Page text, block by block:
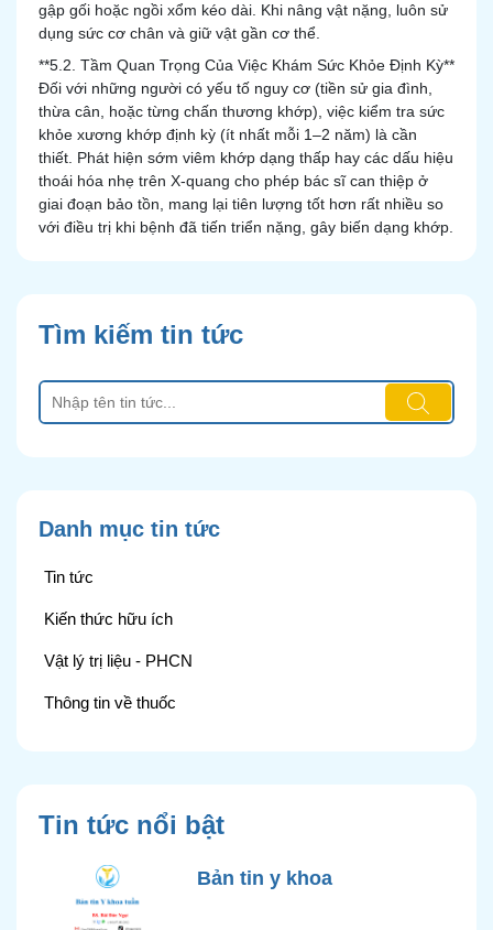
gập gối hoặc ngồi xổm kéo dài. Khi nâng vật nặng, luôn sử
dụng sức cơ chân và giữ vật gần cơ thể.
**5.2. Tầm Quan Trọng Của Việc Khám Sức Khỏe Định Kỳ**
Đối với những người có yếu tố nguy cơ (tiền sử gia đình,
thừa cân, hoặc từng chấn thương khớp), việc kiểm tra sức
khỏe xương khớp định kỳ (ít nhất mỗi 1–2 năm) là cần
thiết. Phát hiện sớm viêm khớp dạng thấp hay các dấu hiệu
thoái hóa nhẹ trên X-quang cho phép bác sĩ can thiệp ở
giai đoạn bảo tồn, mang lại tiên lượng tốt hơn rất nhiều so
với điều trị khi bệnh đã tiến triển nặng, gây biến dạng khớp.
Tìm kiếm tin tức
Danh mục tin tức
Tin tức
Kiến thức hữu ích
Vật lý trị liệu - PHCN
Thông tin về thuốc
Tin tức nổi bật
Bản tin y khoa